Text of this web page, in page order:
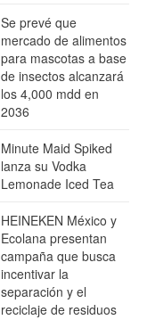
Se prevé que
mercado de alimentos
para mascotas a base
de insectos alcanzará
los 4,000 mdd en
2036
Minute Maid Spiked
lanza su Vodka
Lemonade Iced Tea
HEINEKEN México y
Ecolana presentan
campaña que busca
incentivar la
separación y el
reciclaje de residuos